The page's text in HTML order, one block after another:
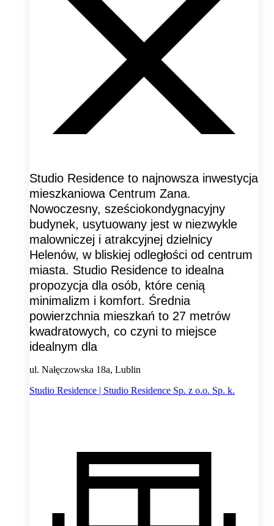
Studio Residence to najnowsza inwestycja
mieszkaniowa Centrum Zana.
Nowoczesny, sześciokondygnacyjny
budynek, usytuowany jest w niezwykle
malowniczej i atrakcyjnej dzielnicy
Helenów, w bliskiej odległości od centrum
miasta. Studio Residence to idealna
propozycja dla osób, które cenią
minimalizm i komfort. Średnia
powierzchnia mieszkań to 27 metrów
kwadratowych, co czyni to miejsce
idealnym dla
ul. Nałęczowska 18a, Lublin
Studio Residence | Studio Residence Sp. z o.o. Sp. k.